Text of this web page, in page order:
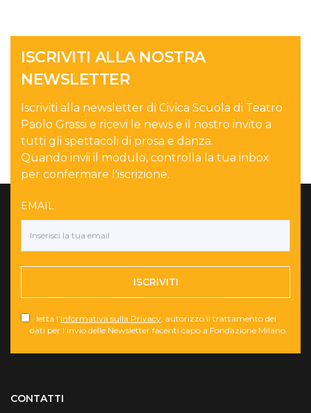
ISCRIVITI ALLA NOSTRA
NEWSLETTER
Iscriviti alla newsletter di Civica Scuola di Teatro
Paolo Grassi e ricevi le news e il nostro invito a
tutti gli spettacoli di prosa e danza.
Quando invii il modulo, controlla la tua inbox
per confermare l'iscrizione.
EMAIL
ISCRIVITI
letta l'Informativa sulla Privacy , autorizzo il trattamento dei
dati per l'invio delle Newsletter facenti capo a Fondazione Milano.
CONTATTI